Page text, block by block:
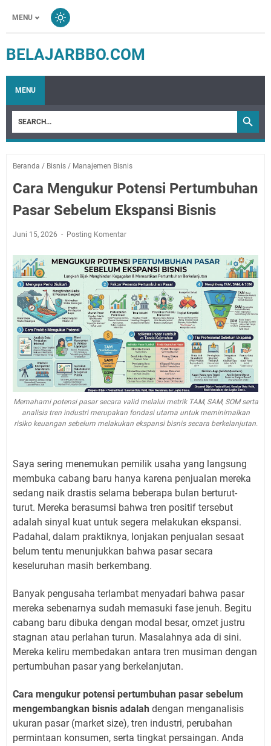
MENU
BELAJARBBO.COM
MENU
Beranda / Bisnis / Manajemen Bisnis
Cara Mengukur Potensi Pertumbuhan
Pasar Sebelum Ekspansi Bisnis
Juni 15, 2026 Posting Komentar
Memahami potensi pasar secara valid melalui metrik TAM, SAM, SOM serta
analisis tren industri merupakan fondasi utama untuk meminimalkan
risiko keuangan sebelum melakukan ekspansi bisnis secara berkelanjutan.
Saya sering menemukan pemilik usaha yang langsung
membuka cabang baru hanya karena penjualan mereka
sedang naik drastis selama beberapa bulan berturut-
turut. Mereka berasumsi bahwa tren positif tersebut
adalah sinyal kuat untuk segera melakukan ekspansi.
Padahal, dalam praktiknya, lonjakan penjualan sesaat
belum tentu menunjukkan bahwa pasar secara
keseluruhan masih berkembang.
Banyak pengusaha terlambat menyadari bahwa pasar
mereka sebenarnya sudah memasuki fase jenuh. Begitu
cabang baru dibuka dengan modal besar, omzet justru
stagnan atau perlahan turun. Masalahnya ada di sini.
Mereka keliru membedakan antara tren musiman dengan
pertumbuhan pasar yang berkelanjutan.
Cara mengukur potensi pertumbuhan pasar sebelum
mengembangkan bisnis adalah dengan menganalisis
ukuran pasar (market size), tren industri, perubahan
permintaan konsumen, serta tingkat persaingan. Anda